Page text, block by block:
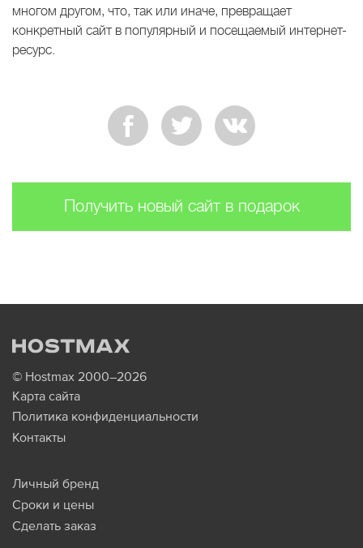
многом другом, что, так или иначе, превращает
конкретный сайт в популярный и посещаемый интернет-
ресурс.
Получить новый сайт в подарок
© Hostmax 2000–2026
Карта сайта
Политика конфиденциальности
Контакты
Личный бренд
Сроки и цены
Сделать заказ